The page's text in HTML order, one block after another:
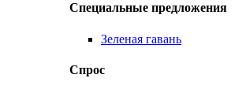
Специальные предложения
Зеленая гавань
Спрос